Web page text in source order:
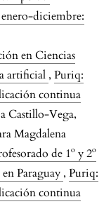
diciembre:
en Ciencias
artificial , Puriq:
continua
Castillo-Vega,
Magdalena
de 1º y 2º
Paraguay , Puriq:
continua